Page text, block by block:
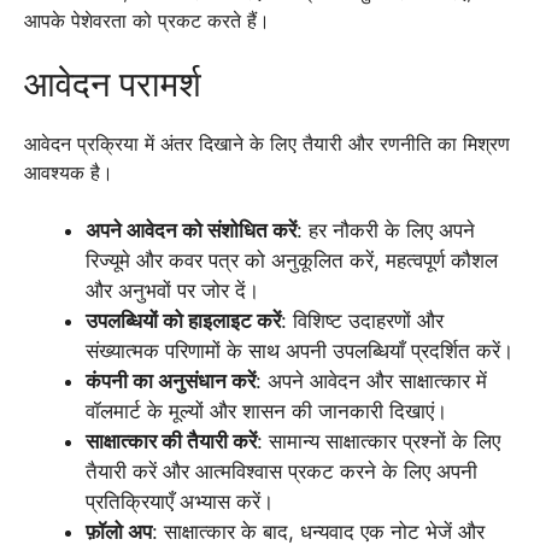
आपके पेशेवरता को प्रकट करते हैं।
आवेदन परामर्श
आवेदन प्रक्रिया में अंतर दिखाने के लिए तैयारी और रणनीति का मिश्रण
आवश्यक है।
अपने आवेदन को संशोधित करें: हर नौकरी के लिए अपने
रिज्यूमे और कवर पत्र को अनुकूलित करें, महत्वपूर्ण कौशल
और अनुभवों पर जोर दें।
उपलब्धियों को हाइलाइट करें: विशिष्ट उदाहरणों और
संख्यात्मक परिणामों के साथ अपनी उपलब्धियाँ प्रदर्शित करें।
कंपनी का अनुसंधान करें: अपने आवेदन और साक्षात्कार में
वॉलमार्ट के मूल्यों और शासन की जानकारी दिखाएं।
साक्षात्कार की तैयारी करें: सामान्य साक्षात्कार प्रश्नों के लिए
तैयारी करें और आत्मविश्वास प्रकट करने के लिए अपनी
प्रतिक्रियाएँ अभ्यास करें।
फ़ॉलो अप: साक्षात्कार के बाद, धन्यवाद एक नोट भेजें और